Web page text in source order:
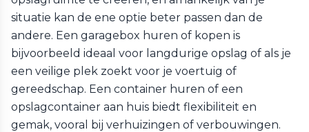
situatie kan de ene optie beter passen dan de
andere. Een garagebox huren of kopen is
bijvoorbeeld ideaal voor langdurige opslag of als je
een veilige plek zoekt voor je voertuig of
gereedschap. Een container huren of een
opslagcontainer aan huis biedt flexibiliteit en
gemak, vooral bij verhuizingen of verbouwingen.